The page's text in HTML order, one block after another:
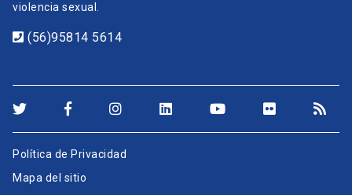
violencia sexual.
(56)95814 5614
Política de Privacidad
Mapa del sitio